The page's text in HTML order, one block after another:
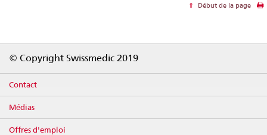
Début de la page
© Copyright Swissmedic 2019
Contact
Médias
Offres d'emploi